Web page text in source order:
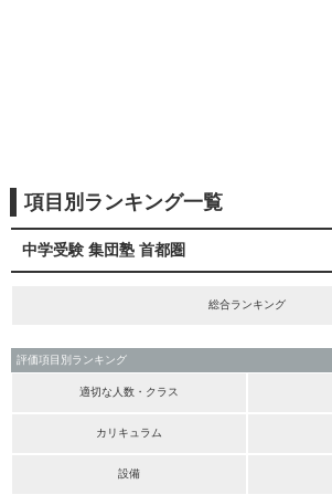
項目別ランキング一覧
中学受験 集団塾 首都圏
総合ランキング
評価項目別ランキング
適切な人数・クラス
カリキュラム
設備